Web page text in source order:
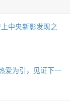
中央新影发现之
爱为引，见证下一